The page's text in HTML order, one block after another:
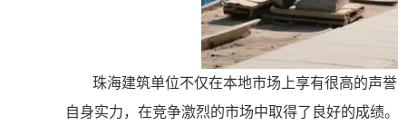
珠海建筑单位不仅在本地市场上享有很高的声
自身实力，在竞争激烈的市场中取得了良好的成绩。